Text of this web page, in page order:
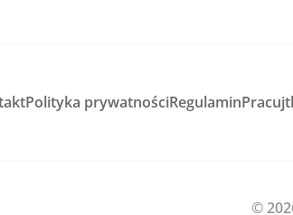
Polityka prywatnościRegulaminPracuj
©